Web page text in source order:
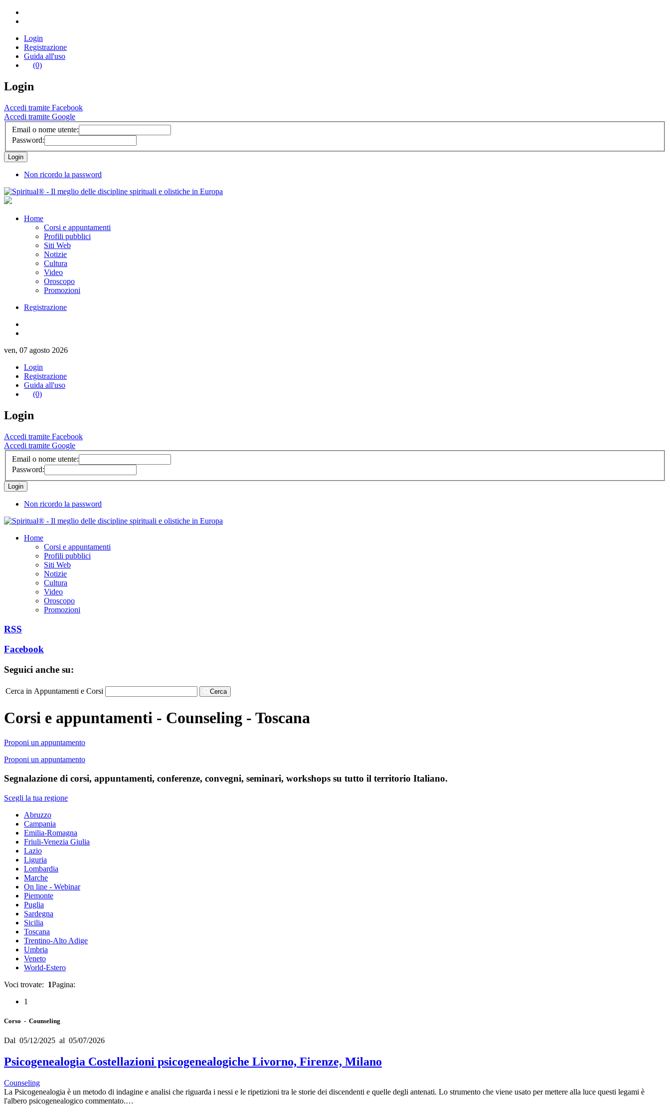
Login
Registrazione
Guida all'uso
(0)
Login
Accedi tramite Facebook
Accedi tramite Google
Email o nome utente:
Password:
Non ricordo la password
Home
Corsi e appuntamenti
Profili pubblici
Siti Web
Notizie
Cultura
Video
Oroscopo
Promozioni
Registrazione
ven, 07 agosto 2026
Login
Registrazione
Guida all'uso
(0)
Login
Accedi tramite Facebook
Accedi tramite Google
Email o nome utente:
Password:
Non ricordo la password
Home
Corsi e appuntamenti
Profili pubblici
Siti Web
Notizie
Cultura
Video
Oroscopo
Promozioni
RSS
Facebook
Seguici anche su:
Cerca in Appuntamenti e Corsi Cerca
Corsi e appuntamenti - Counseling - Toscana
Proponi un appuntamento
Proponi un appuntamento
Segnalazione di corsi, appuntamenti, conferenze, convegni, seminari, workshops su tutto il territorio Italiano.
Scegli la tua regione
Abruzzo
Campania
Emilia-Romagna
Friuli-Venezia Giulia
Lazio
Liguria
Lombardia
Marche
On line - Webinar
Piemonte
Puglia
Sardegna
Sicilia
Toscana
Trentino-Alto Adige
Umbria
Veneto
World-Estero
Voci trovate: 1Pagina:
1
Corso - Counseling
Dal 05/12/2025 al 05/07/2026
Psicogenealogia Costellazioni psicogenealogiche Livorno, Firenze, Milano
Counseling
La Psicogenealogia è un metodo di indagine e analisi che riguarda i nessi e le ripetizioni tra le storie dei discendenti e quelle degli antenati. Lo strumento che viene usato per mettere alla luce questi legami è
l'albero psicogenealogico commentato.…